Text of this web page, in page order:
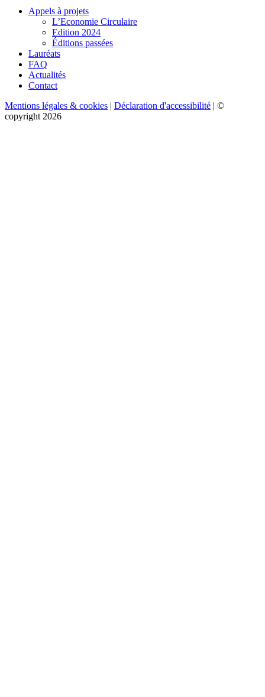
Appels à projets
L’Economie Circulaire
Edition 2024
Éditions passées
Lauréats
FAQ
Actualités
Contact
Mentions légales & cookies | Déclaration d'accessibilité | ©
copyright 2026